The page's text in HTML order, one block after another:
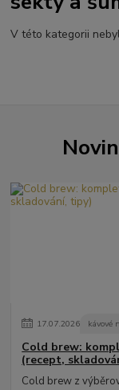
V této kategorii
17.07.2026 kávové
Cold brew:
(recept,
Cold brew z